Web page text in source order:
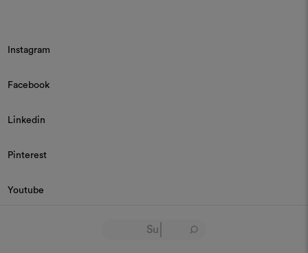
Instagram
Facebook
Linkedin
Pinterest
Youtube
© 2026 Dedar P.IVA 03187590157